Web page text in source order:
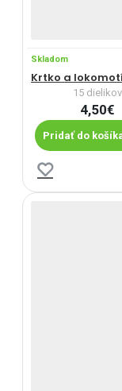
Skladom
Krtko a
15 dielikov
4,50€
Pridať do